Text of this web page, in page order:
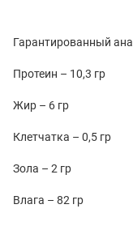
Гарантированный
Протеин – 10,3 гр
Жир – 6 гр
Клетчатка – 0,5 гр
Зола – 2 гр
Влага – 82 гр